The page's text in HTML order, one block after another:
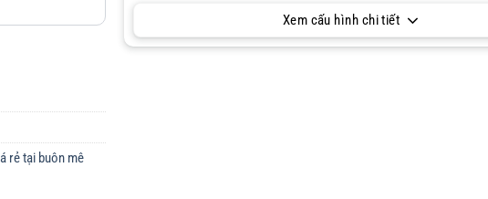
rẻ tại buôn mê
Xem cấu hình chi tiết